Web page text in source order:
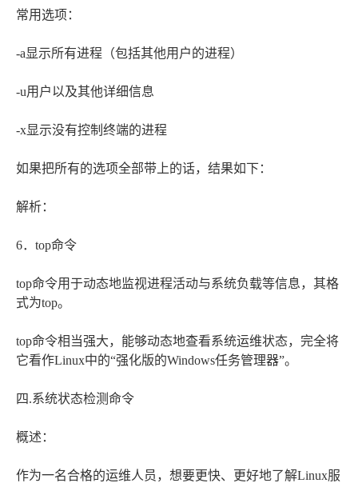
常用选项：
-a显示所有进程（包括其他用户的进程）
-u用户以及其他详细信息
-x显示没有控制终端的进程
如果把所有的选项全部带上的话，结果如下：
解析：
6．top命令
top命令用于动态地监视进程活动与系统负载等信息，其格
式为top。
top命令相当强大，能够动态地查看系统运维状态，完全将
它看作Linux中的“强化版的Windows任务管理器”。
四.系统状态检测命令
概述：
作为一名合格的运维人员，想要更快、更好地了解Linux服